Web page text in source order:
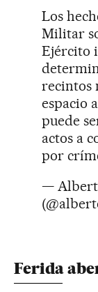
Los
Militar
Ejército
recintos
espacio
puede
actos a
por
—
Ferida